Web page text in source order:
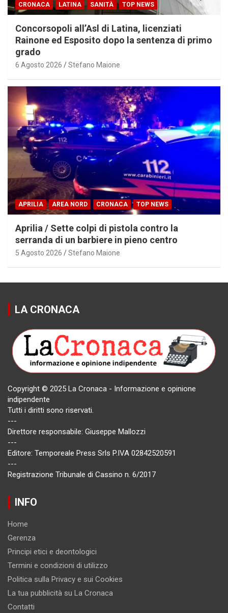
CRONACA LATINA SANITÀ TOP NEWS
Concorsopoli all’Asl di Latina, licenziati
Rainone ed Esposito dopo la sentenza di primo
grado
6 Agosto 2026 Stefano Maione
APRILIA AREA NORD CRONACA TOP NEWS
Aprilia / Sette colpi di pistola contro la
serranda di un barbiere in pieno centro
5 Agosto 2026 Stefano Maione
LA CRONACA
Copyright © 2025 La Cronaca - Informazione e opinione
indipendente
Tutti i diritti sono riservati.
---
Direttore responsabile: Giuseppe Mallozzi
---
Editore: Temporeale Press Srls P.IVA 02842520591
---
Registrazione Tribunale di Cassino n. 6/2017
INFO
Home
Gerenza
Principi etici e deontologici
Termini e condizioni di utilizzo
Politica sulla Privacy e sui Cookies
La tua pubblicità su La Cronaca
Contatti